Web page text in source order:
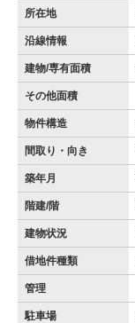
所在地
沿線情報
建物/専有面積
その他面積
物件構造
間取り・向き
築年月
階建/階
建物状況
借地件種類
管理
駐車場